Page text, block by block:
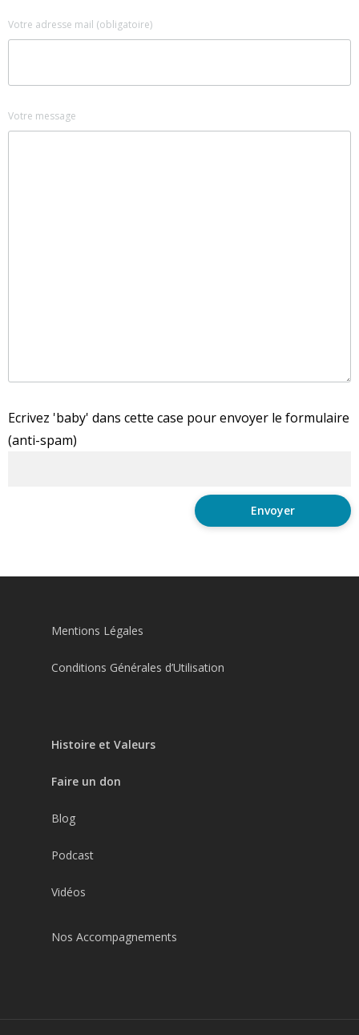
Votre adresse mail (obligatoire)
Votre message
Ecrivez 'baby' dans cette case pour envoyer le formulaire
(anti-spam)
Mentions Légales
Conditions Générales d’Utilisation
Histoire et Valeurs
Faire un don
Blog
Podcast
Vidéos
Nos Accompagnements